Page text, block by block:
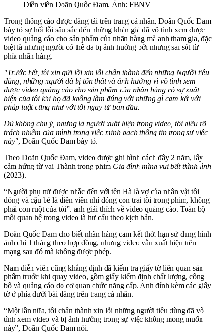
Diễn viên Doãn Quốc Đam. Ảnh: FBNV
Trong thông cáo được đăng tải trên trang cá nhân, Doãn Quốc Đam
bày tỏ sự hối lỗi sâu sắc đến những khán giả đã vô tình xem được
video quảng cáo cho sản phẩm của nhãn hàng mà anh tham gia, đặc
biệt là những người có thể đã bị ảnh hưởng bởi những sai sót từ
phía nhãn hàng.
"Trước hết, tôi xin gửi lời xin lỗi chân thành đến những Người tiêu
dùng, những người đã bị tổn thất và ảnh hưởng vì vô tình xem
được video quảng cáo cho sản phẩm của nhãn hàng có sự xuất
hiện của tôi khi họ đã không làm đúng với những gì cam kết với
pháp luật cũng như với tôi ngay từ ban đầu.
Dù không chủ ý, nhưng là người xuất hiện trong video, tôi hiểu rõ
trách nhiệm của mình trong việc minh bạch thông tin trong sự việc
này", Doãn Quốc Đam bày tỏ.
Theo Doãn Quốc Đam, video được ghi hình cách đây 2 năm, lấy
cảm hứng từ vai Thành trong phim Gia đình mình vui bất thình lình
(2023).
“Người phụ nữ được nhắc đến với tên Hà là vợ của nhân vật tôi
đóng và cậu bé là diễn viên nhí đóng con trai tôi trong phim, không
phải con ruột của tôi”, anh giải thích về video quảng cáo. Toàn bộ
mối quan hệ trong video là hư cấu theo kịch bản.
Doãn Quốc Đam cho biết nhãn hàng cam kết thời hạn sử dụng hình
ảnh chỉ 1 tháng theo hợp đồng, nhưng video vẫn xuất hiện trên
mạng sau đó mà không được phép.
Nam diễn viên cũng khẳng định đã kiểm tra giấy tờ liên quan sản
phẩm trước khi quay video, gồm giấy kiểm định chất lượng, công
bố và quảng cáo do cơ quan chức năng cấp. Anh đính kèm các giấy
tờ ở phía dưới bài đăng trên trang cá nhân.
“Một lần nữa, tôi chân thành xin lỗi những người tiêu dùng đã vô
tình xem video và bị ảnh hưởng trong sự việc không mong muốn
này”, Doãn Quốc Đam nói.